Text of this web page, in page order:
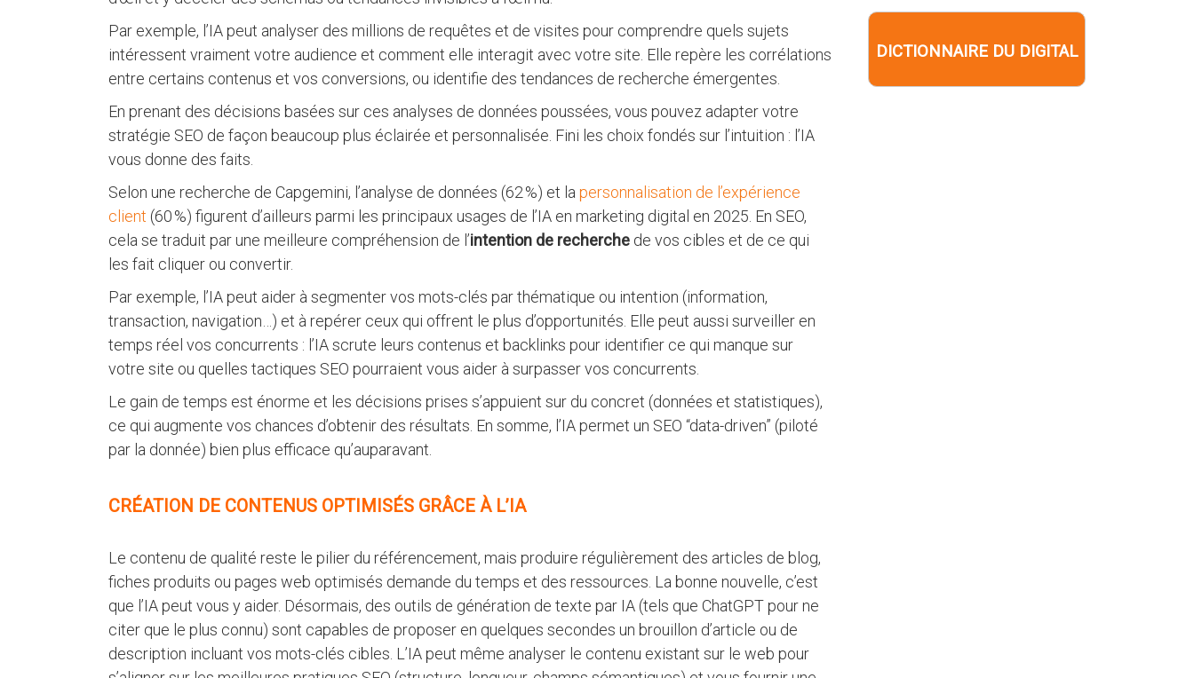
Par exemple, l’IA peut analyser des millions de requêtes et de visites pour comprendre quels sujets
intéressent vraiment votre audience et comment elle interagit avec votre site. Elle repère les corrélations
entre certains contenus et vos conversions, ou identifie des tendances de recherche émergentes.
En prenant des décisions basées sur ces analyses de données poussées, vous pouvez adapter votre
stratégie SEO de façon beaucoup plus éclairée et personnalisée. Fini les choix fondés sur l’intuition : l’IA
vous donne des faits.
Selon une recherche de Capgemini, l’analyse de données (62 %) et la personnalisation de l’expérience
client (60 %) figurent d’ailleurs parmi les principaux usages de l’IA en marketing digital en 2025​. En SEO,
cela se traduit par une meilleure compréhension de l’intention de recherche de vos cibles et de ce qui
les fait cliquer ou convertir.
Par exemple, l’IA peut aider à segmenter vos mots-clés par thématique ou intention (information,
transaction, navigation…) et à repérer ceux qui offrent le plus d’opportunités. Elle peut aussi surveiller en
temps réel vos concurrents : l’IA scrute leurs contenus et backlinks pour identifier ce qui manque sur
votre site ou quelles tactiques SEO pourraient vous aider à surpasser vos concurrents.
Le gain de temps est énorme et les décisions prises s’appuient sur du concret (données et statistiques),
ce qui augmente vos chances d’obtenir des résultats. En somme, l’IA permet un SEO “data-driven” (piloté
par la donnée) bien plus efficace qu’auparavant.
CRÉATION DE CONTENUS OPTIMISÉS GRÂCE À L’IA
Le contenu de qualité reste le pilier du référencement, mais produire régulièrement des articles de blog,
fiches produits ou pages web optimisés demande du temps et des ressources. La bonne nouvelle, c’est
que l’IA peut vous y aider. Désormais, des outils de génération de texte par IA (tels que ChatGPT pour ne
citer que le plus connu) sont capables de proposer en quelques secondes un brouillon d’article ou de
description incluant vos mots-clés cibles. L’IA peut même analyser le contenu existant sur le web pour
DICTIONNAIRE DU DIGITAL